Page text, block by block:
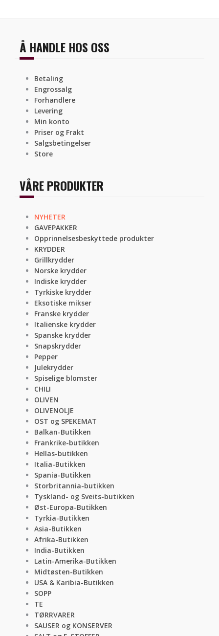
Å HANDLE HOS OSS
Betaling
Engrossalg
Forhandlere
Levering
Min konto
Priser og Frakt
Salgsbetingelser
Store
VÅRE PRODUKTER
NYHETER
GAVEPAKKER
Opprinnelsesbeskyttede produkter
KRYDDER
Grillkrydder
Norske krydder
Indiske krydder
Tyrkiske krydder
Eksotiske mikser
Franske krydder
Italienske krydder
Spanske krydder
Snapskrydder
Pepper
Julekrydder
Spiselige blomster
CHILI
OLIVEN
OLIVENOLJE
OST og SPEKEMAT
Balkan-Butikken
Frankrike-butikken
Hellas-butikken
Italia-Butikken
Spania-Butikken
Storbritannia-butikken
Tyskland- og Sveits-butikken
Øst-Europa-Butikken
Tyrkia-Butikken
Asia-Butikken
Afrika-Butikken
India-Butikken
Latin-Amerika-Butikken
Midtøsten-Butikken
USA & Karibia-Butikken
SOPP
TE
TØRRVARER
SAUSER og KONSERVER